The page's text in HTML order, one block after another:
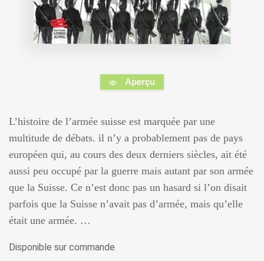
Aperçu
L’histoire de l’armée suisse est marquée par une
multitude de débats. il n’y a probablement pas de pays
européen qui, au cours des deux derniers siècles, ait été
aussi peu occupé par la guerre mais autant par son armée
que la Suisse. Ce n’est donc pas un hasard si l’on disait
parfois que la Suisse n’avait pas d’armée, mais qu’elle
était une armée. …
Disponible sur commande